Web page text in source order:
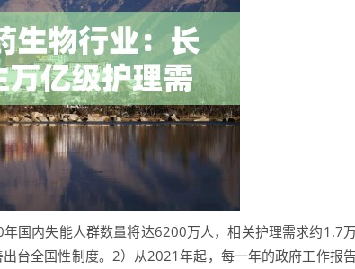
国内失能人群数量将达6200万人，相关护理需求约1.7
台全国性制度。2）从2021年起，每一年的政府工作报